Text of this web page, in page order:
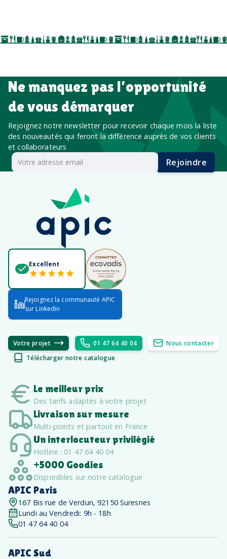
salon professionnel
Ne manquez pas l’opportunité
de vous démarquer
Rejoignez notre newsletter pour recevoir chaque mois la liste
des nouveautés qui feront la différence auprès de vos clients
et collaborateurs
Rejoindre
Excellent
Rejoignez la communauté APIC
sur Linkedin
Votre projet 01 47 64 40 04
Nous contacter
Télécharger notre catalogue
Le meilleur prix
Des tarifs adaptés à votre projet
Livraison sur mesure
Multi-points et partout en France
Un interlocuteur privilégié
Hotline : 01 47 64 40 04
+5000 Goodies
Disponibles sur notre catalogue
APIC Paris
167 Bis rue de Verdun, 92150 Suresnes
Lundi au Vendredi: 9h - 18h
01 47 64 40 04
APIC Sud